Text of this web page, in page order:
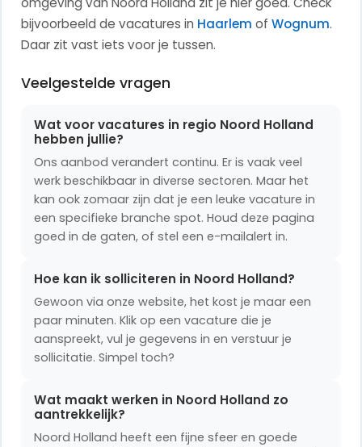
bijvoorbeeld de vacatures in Haarlem of Wognum.
Daar zit vast iets voor je tussen.
Veelgestelde vragen
Wat voor vacatures in regio Noord Holland
hebben jullie?
Ons aanbod verandert continu. Er is vaak veel
werk beschikbaar in diverse sectoren. Maar het
kan ook zomaar zijn dat je een leuke vacature in
een specifieke branche spot. Houd deze pagina
goed in de gaten, of stel een e-mailalert in.
Hoe kan ik solliciteren in Noord Holland?
Gewoon via onze website, het kost je maar een
paar minuten. Klik op een vacature die je
aanspreekt, vul je gegevens in en verstuur je
sollicitatie. Simpel toch?
Wat maakt werken in Noord Holland zo
aantrekkelijk?
Noord Holland heeft een fijne sfeer en goede